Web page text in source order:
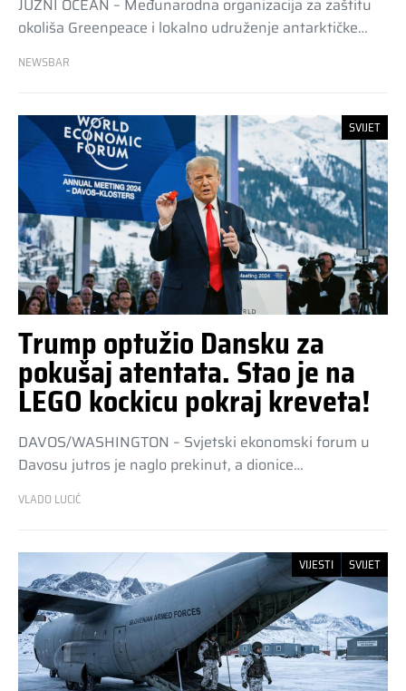
JUŽNI OCEAN – Međunarodna organizacija za zaštitu
okoliša Greenpeace i lokalno udruženje antarktičke…
NEWSBAR
SVIJET
Trump optužio Dansku za
pokušaj atentata. Stao je na
LEGO kockicu pokraj kreveta!
DAVOS/WASHINGTON – Svjetski ekonomski forum u
Davosu jutros je naglo prekinut, a dionice…
VLADO LUCIĆ
VIJESTI SVIJET